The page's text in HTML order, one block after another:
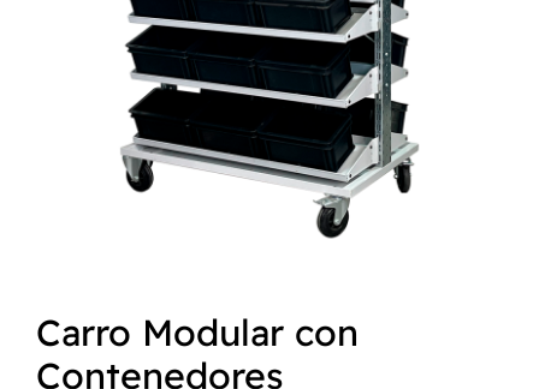
NORMAS ISO
CATÁLOGO
CONTACTO
Carro Modular con
Contenedores